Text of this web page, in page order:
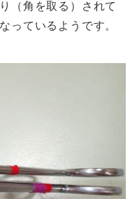
（角を取る）されて
っているようです。